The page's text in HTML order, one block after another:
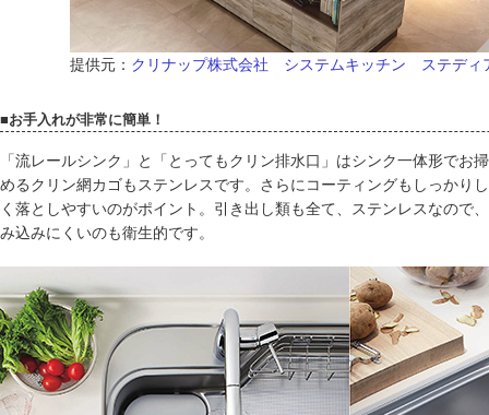
提供元： クリナップ株式会社 システムキッチン ステディ
■お手入れが非常に簡単！
「流レールシンク」と「とってもクリン排水口」はシンク一体形でお
めるクリン網カゴもステンレスです。さらにコーティングもしっかり
く落としやすいのがポイント。引き出し類も全て、ステンレスなので
み込みにくいのも衛生的です。